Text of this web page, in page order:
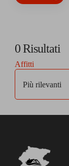
0Risultati
Affitti
Più rilevanti